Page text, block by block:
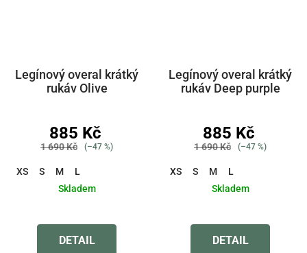
Legínový overal krátký
rukáv Olive
885 Kč
1 690 Kč (–47 %)
XS S M
L
Skladem
hodnocení
produktu
DETAIL
Legínový overal krátký
rukáv Deep purple
885 Kč
1 690 Kč (–47 %)
XS S M
L
Skladem
DETAIL